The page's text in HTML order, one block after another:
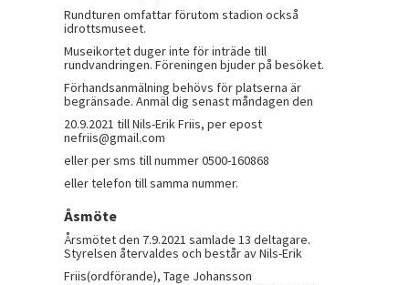
Rundturen omfattar förutom stadion också
idrottsmuseet.
Museikortet duger inte för inträde till
rundvandringen. Föreningen bjuder på besöket.
Förhandsanmälning behövs för platserna är
begränsade. Anmäl dig senast måndagen den
20.9.2021 till Nils-Erik Friis, per epost
nefriis@gmail.com
eller per sms till nummer 0500-160868
eller telefon till samma nummer.
Åsmöte
Årsmötet den 7.9.2021 samlade 13 deltagare.
Styrelsen återvaldes och består av Nils-Erik
Friis(ordförande), Tage Johansson